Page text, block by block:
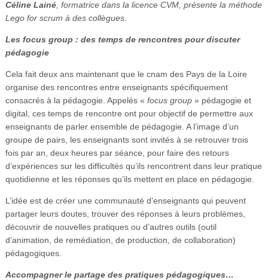
Céline Lainé, formatrice dans la licence CVM, présente la méthode
Lego for scrum à des collègues.
Les focus group : des temps de rencontres pour discuter
pédagogie
Cela fait deux ans maintenant que le cnam des Pays de la Loire
organise des rencontres entre enseignants spécifiquement
consacrés à la pédagogie. Appelés « focus group» pédagogie et
digital, ces temps de rencontre ont pour objectif de permettre aux
enseignants de parler ensemble de pédagogie. A l’image d’un
groupe de pairs, les enseignants sont invités à se retrouver trois
fois par an, deux heures par séance, pour faire des retours
d’expériences sur les difficultés qu’ils rencontrent dans leur pratique
quotidienne et les réponses qu’ils mettent en place en pédagogie.
L’idée est de créer une communauté d’enseignants qui peuvent
partager leurs doutes, trouver des réponses à leurs problèmes,
découvrir de nouvelles pratiques ou d’autres outils (outil
d’animation, de remédiation, de production, de collaboration)
pédagogiques.
Accompagner le partage des pratiques pédagogiques…